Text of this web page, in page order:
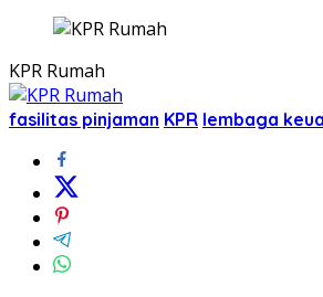
KPR Rumah
fasilitas pinjaman KPR lembaga